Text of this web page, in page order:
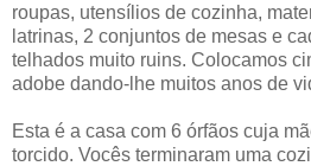
roupas, utensílios de cozinha,
latrinas, 2 conjuntos de mesas e
telhados muito ruins. Colocamos
adobe dando-lhe muitos anos de
Esta é a casa com 6 órfãos cuja
torcido. Vocês terminaram uma